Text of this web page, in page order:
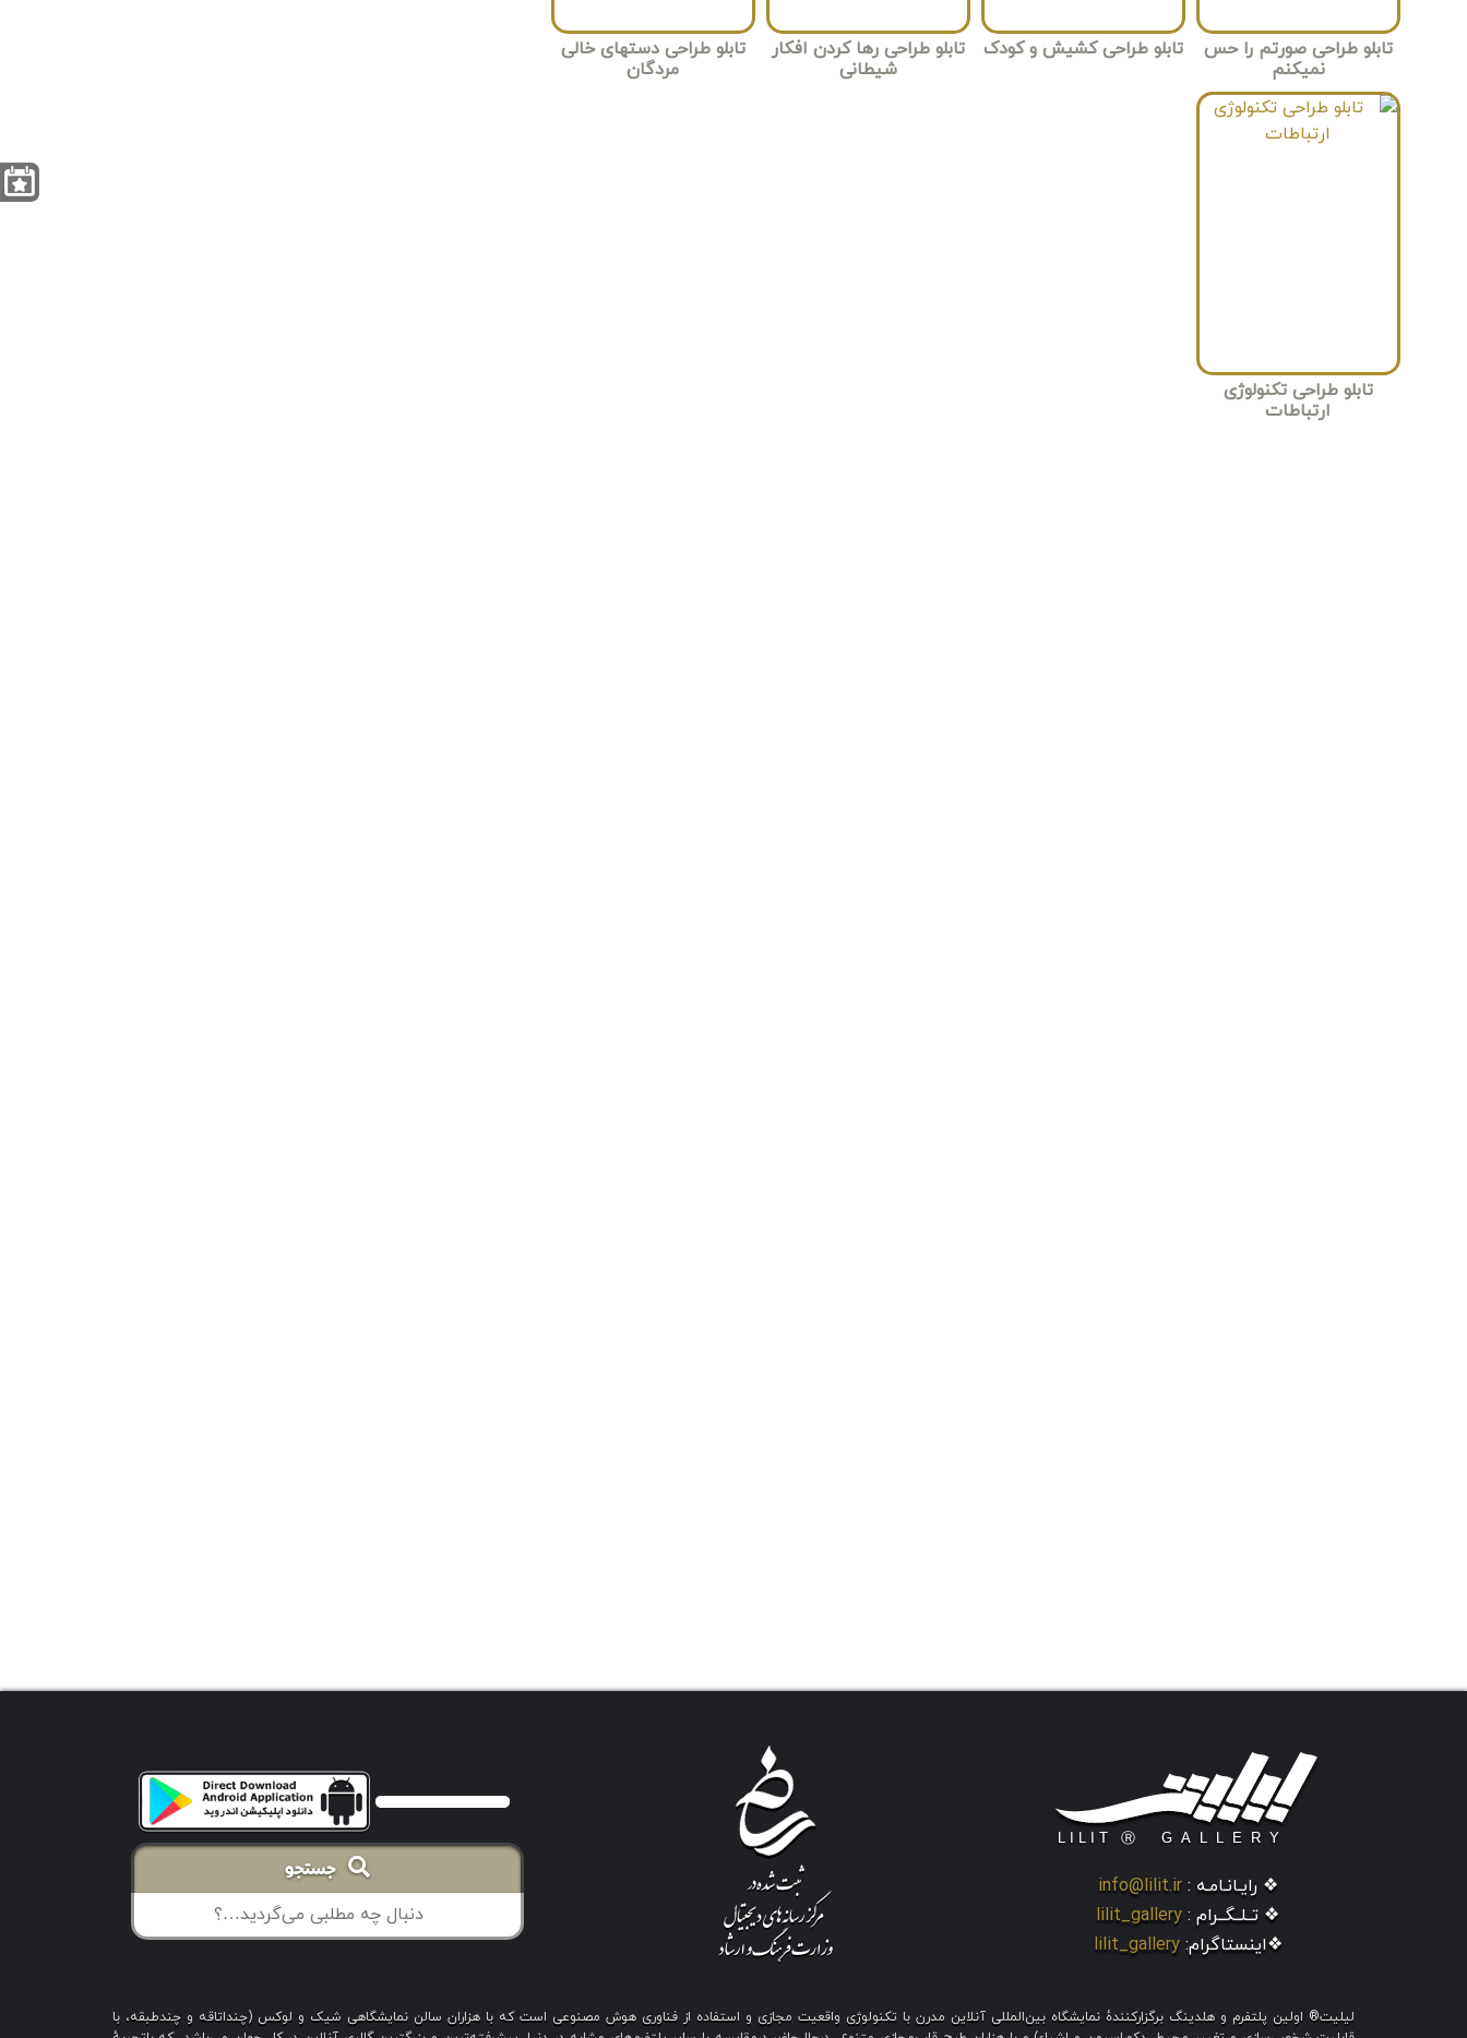
تابلو طراحی صورتم را حس
نمیکنم
تابلو طراحی کشیش و کودک
تابلو طراحی رها کردن افکار
شیطانی
تابلو طراحی دستهای خالی
مردگان
تابلو طراحی تکنولوژی
ارتباطات
❖ رایـانـامـه : info@lilit.ir
❖ تــلــگــرام : lilit_gallery
❖اینستاگرام: lilit_gallery
جستجو
لیلیت® اولین پلتفرم و هلدینگ برگزارکنندهٔ نمایشگاه بین‌المللی آنلاین مدرن با تکنولوژی واقعیت مجازی و استفاده از فناوری هوش مصنوعی است که با هزاران سالن نمایشگاهی شیک و لوکس (چنداتاقه و چندطبقه، با